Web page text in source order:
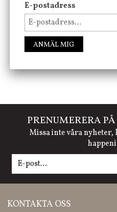
FÖLJ OSS PÅ
PRENUMERERA
Missa inte våra
KONTAKTA OSS
E-postadress
ANMÄL MIG